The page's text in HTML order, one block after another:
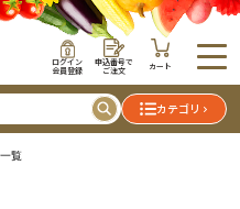
ログイン
会員登録
申込番号で
ご注文 カート
カテゴリ
覧